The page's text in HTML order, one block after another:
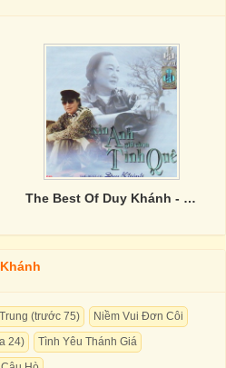
The Best Of Duy Khánh - Xin Anh Giữ Trọn Tình Quê CD1
(trước 75)
Niềm Vui Đơn Côi
24)
Tình Yêu Thánh Giá